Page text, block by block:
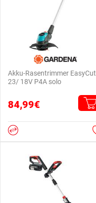
Akku-Rasentrimmer EasyCut
23/ 18V P4A solo
84,99€